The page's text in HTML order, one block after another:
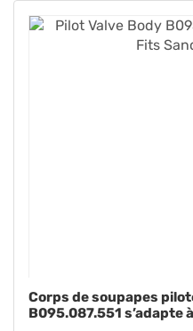
Corps de soupapes
B095.087.551 s’adapte